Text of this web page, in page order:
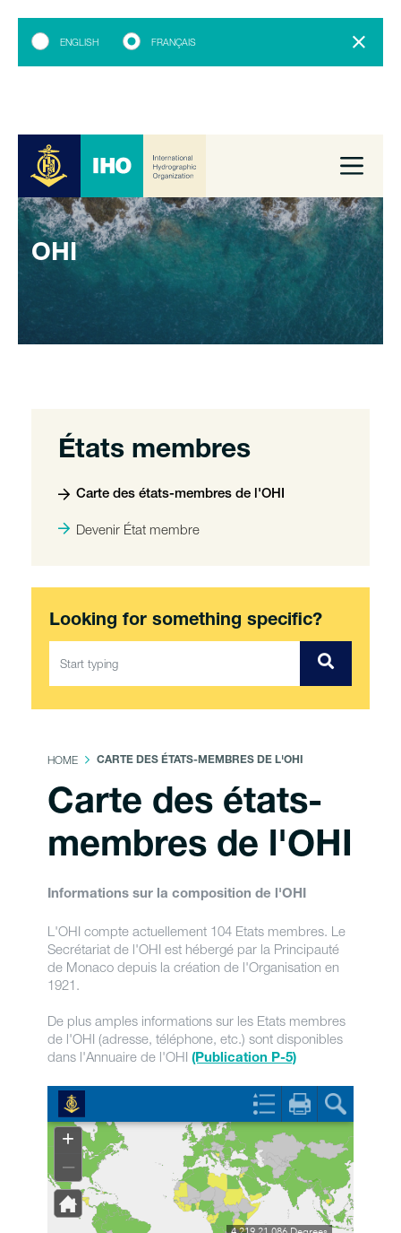
ENGLISH FRANÇAIS
OHI
États membres
Carte des états-membres de l'OHI
Devenir État membre
Looking for something specific?
HOME CARTE DES ÉTATS-MEMBRES DE L'OHI
Carte des états-
membres de l'OHI
Informations sur la composition de l'OHI
L'OHI compte actuellement 104 Etats membres. Le
Secrétariat de l'OHI est hébergé par la Principauté
de Monaco depuis la création de l'Organisation en
1921.
De plus amples informations sur les Etats membres
de l'OHI (adresse, téléphone, etc.) sont disponibles
dans l'Annuaire de l'OHI (Publication P-5)